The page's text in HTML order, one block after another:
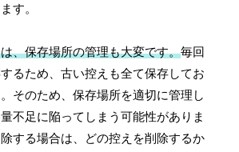
す。
、保存場所の管理も大変です。毎回
るため、古い控えも全て保存してお
そのため、保存場所を適切に管理し
不足に陥ってしまう可能性がありま
する場合は、どの控えを削除するか